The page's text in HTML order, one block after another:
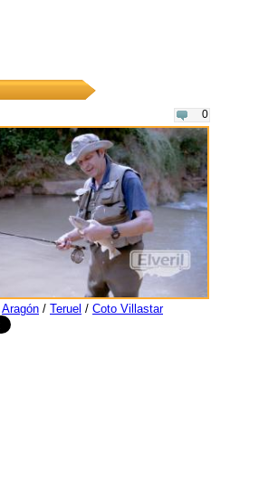
0
Aragón / Teruel / Coto Villastar